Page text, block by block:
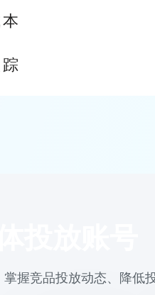
握竞品投放动态、降低